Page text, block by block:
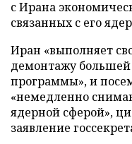
с Ирана
связанных с его
Иран «выполняет
демонтажу большей
программы», и
«немедленно
ядерной сферой»,
заявление